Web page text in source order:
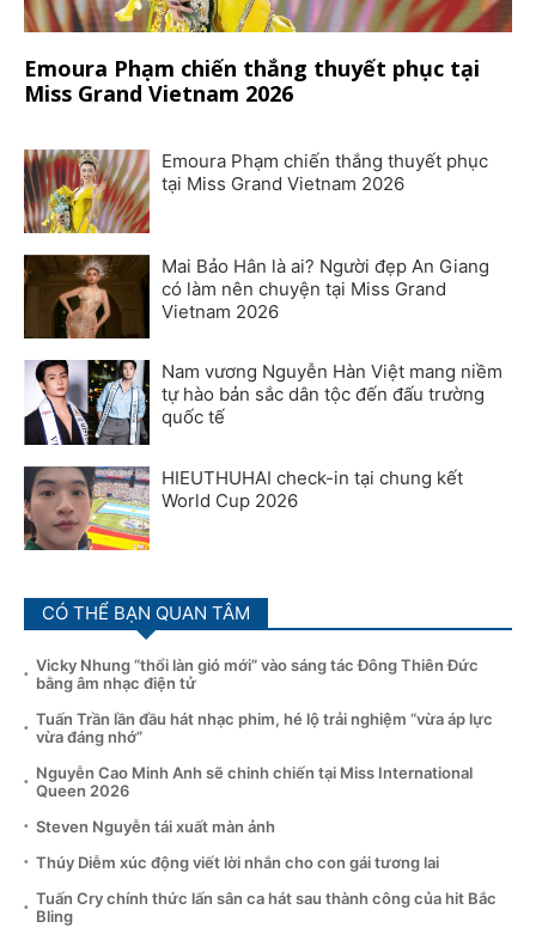
Emoura Phạm chiến thắng thuyết phục tại
Miss Grand Vietnam 2026
Emoura Phạm chiến thắng thuyết phục
tại Miss Grand Vietnam 2026
Mai Bảo Hân là ai? Người đẹp An Giang
có làm nên chuyện tại Miss Grand
Vietnam 2026
Nam vương Nguyễn Hàn Việt mang niềm
tự hào bản sắc dân tộc đến đấu trường
quốc tế
HIEUTHUHAI check-in tại chung kết
World Cup 2026
CÓ THỂ BẠN QUAN TÂM
Vicky Nhung “thổi làn gió mới” vào sáng tác Đông Thiên Đức
bằng âm nhạc điện tử
Tuấn Trần lần đầu hát nhạc phim, hé lộ trải nghiệm “vừa áp lực
vừa đáng nhớ”
Nguyễn Cao Minh Anh sẽ chinh chiến tại Miss International
Queen 2026
Steven Nguyễn tái xuất màn ảnh
Thúy Diễm xúc động viết lời nhắn cho con gái tương lai
Tuấn Cry chính thức lấn sân ca hát sau thành công của hit Bắc
Bling